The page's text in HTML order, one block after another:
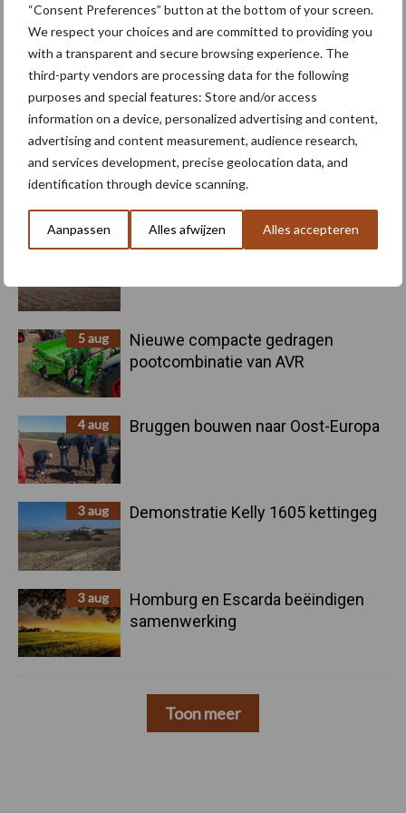
“Consent Preferences” button at the bottom of your screen.
We respect your choices and are committed to providing you
with a transparent and secure browsing experience. The
third-party vendors are processing data for the following
purposes and special features: Store and/or access
information on a device, personalized advertising and content,
advertising and content measurement, audience research,
and services development, precise geolocation data, and
identification through device scanning.
Aanpassen Alles afwijzen Alles accepteren
Primaire
Sidebar
5 aug
Oogst biologische aardappelen in
5 aug
Nieuwe compacte gedragen
pootcombinatie van AVR
4 aug Bruggen bouwen naar Oost-Europa
3 aug Demonstratie Kelly 1605 kettingeg
3 aug
Homburg en Escarda beëindigen
samenwerking
Toon meer
Toon meer